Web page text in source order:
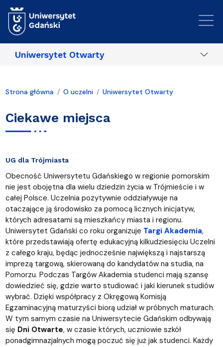
Uniwersytet Otwarty
Strona główna O uczelni Uniwersytet Otwarty
Ciekawe miejsca
UG dla Trójmiasta
Obecność Uniwersytetu Gdańskiego w regionie pomorskim
nie jest obojętna dla wielu dziedzin życia w Trójmieście i w
całej Polsce. Uczelnia pozytywnie oddziaływuje na
otaczające ją środowisko za pomocą licznych inicjatyw,
których adresatami są mieszkańcy miasta i regionu.
Uniwersytet Gdański co roku organizuje Targi Akademia,
które przedstawiają ofertę edukacyjną kilkudziesięciu Uczelni
z całego kraju, będąc jednocześnie największą i najstarszą
imprezą targową, skierowaną do kandydatów na studia, na
Pomorzu. Podczas Targów Akademia studenci mają szansę
dowiedzieć się, gdzie warto studiować i jaki kierunek studiów
wybrać. Dzięki współpracy z Okręgową Komisją
Egzaminacyjną maturzyści biorą udział w próbnych maturach.
W tym samym czasie na Uniwersytecie Gdańskim odbywają
się Dni Otwarte, w czasie których, uczniowie szkół
ponadgimnazjalnych mogą poczuć się już jak studenci. Każdy